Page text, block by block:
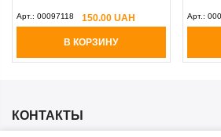
Арт.: 00097118 150.00 UAH
В КОРЗИНУ
Арт.:
КОНТАКТЫ